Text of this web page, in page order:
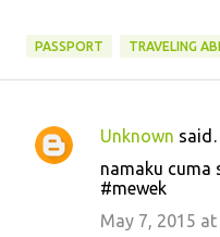
PASSPORT TRAVELING
C
Unknown
namaku cuma
#mewek
May 7, 2015 at